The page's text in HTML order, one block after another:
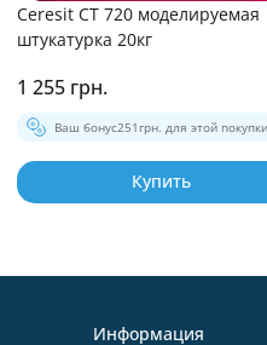
Ceresit CT 720 моделируемая
штукатурка 20кг
1 255 грн.
Ваш бонус251 грн. для этой покупки
Купить
Информация